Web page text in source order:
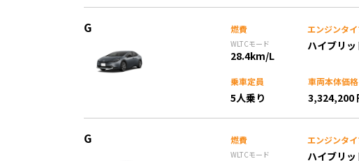
G 燃費
WLTCモード
28.4km/L
エンジンタ
ハイブリッ
乗車定員
5人乗り
車両本体価格
3,324,200
G 燃費
WLTCモード
エンジンタ
ハイブリッ